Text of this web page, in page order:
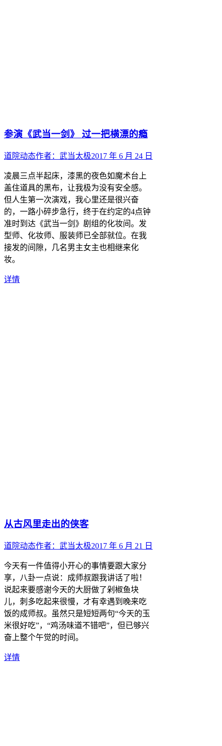
参演《武当一剑》 过一把横漂的瘾
道院动态作者： 武当太极2017 年 6 月 24 日
凌晨三点半起床，漆黑的夜色如魔术台上
盖住道具的黑布，让我极为没有安全感。
但人生第一次演戏，我心里还是很兴奋
的，一路小碎步急行，终于在约定的4点钟
准时到达《武当一剑》剧组的化妆间。发
型师、化妆师、服装师已全部就位。在我
接发的间隙，几名男主女主也相继来化
妆。
详情
从古风里走出的侠客
道院动态作者： 武当太极2017 年 6 月 21 日
今天有一件值得小开心的事情要跟大家分
享，八卦一点说：成师叔跟我讲话了啦！
说起来要感谢今天的大厨做了剁椒鱼块
儿，刺多吃起来很慢，才有幸遇到晚来吃
饭的成师叔。虽然只是短短两句“今天的玉
米很好吃”，“鸡汤味道不错吧”，但已够兴
奋上整个午觉的时间。
详情